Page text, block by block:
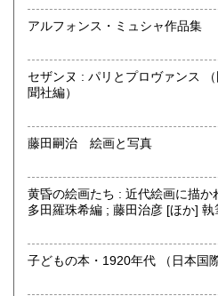
書籍の買取について
まずは電話かメール、ホームペ
絡ください。
自然科学、美術工芸、趣味、サブ
山岳・料理・中国美術・書道・
アルフォンス・ミュシャ作品集
セザンヌ : パリとプロヴァンス （国立新美術館, 日本経済新
聞社編）
藤田嗣治 絵画と写真
黄昏の絵画たち : 近代絵画に描かれた夕
多田羅珠希編 ; 藤田治彦 [ほか] 執
子どもの本・